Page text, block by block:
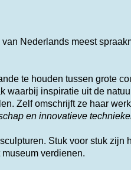
Nederlands meest
te houden tussen grote
waarbij inspiratie uit de
Zelf omschrijft ze haar
en innovatieve
Stuk voor stuk zijn
verdienen.